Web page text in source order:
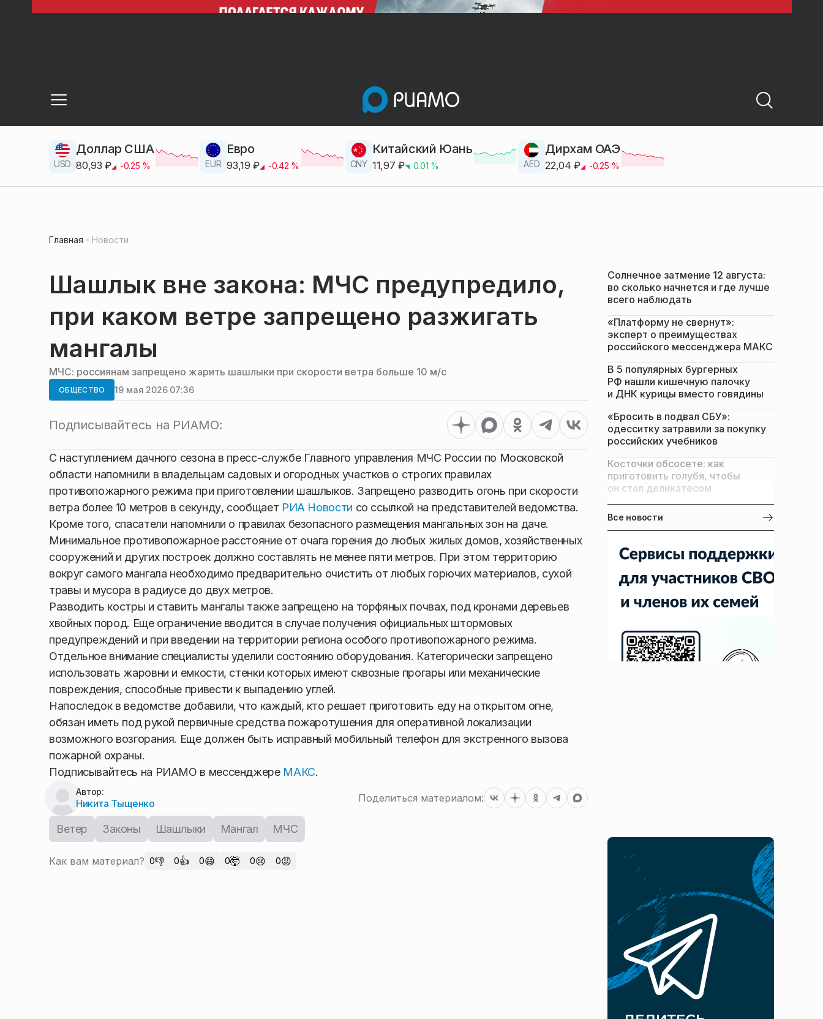
USD
Доллар США
80,93 ₽ -0.25 % EUR
Евро
93,19 ₽ -0.42 % CNY
Китайский Юань
11,97 ₽ 0.01 % AED
Дирхам ОАЭ
22,04 ₽ -0.25 %
Главная Новости
Шашлык вне закона: МЧС предупредило,
при каком ветре запрещено разжигать
мангалы
МЧС: россиянам запрещено жарить шашлыки при скорости ветра больше 10 м/с
ОБЩЕСТВО 19 мая 2026 07:36
Подписывайтесь на РИАМО:
С наступлением дачного сезона в пресс-службе Главного управления МЧС России по Московской
области напомнили в владельцам садовых и огородных участков о строгих правилах
противопожарного режима при приготовлении шашлыков. Запрещено разводить огонь при скорости
ветра более 10 метров в секунду, сообщает РИА Новости со ссылкой на представителей ведомства.
Кроме того, спасатели напомнили о правилах безопасного размещения мангальных зон на даче.
Минимальное противопожарное расстояние от очага горения до любых жилых домов, хозяйственных
сооружений и других построек должно составлять не менее пяти метров. При этом территорию
вокруг самого мангала необходимо предварительно очистить от любых горючих материалов, сухой
травы и мусора в радиусе до двух метров.
Разводить костры и ставить мангалы также запрещено на торфяных почвах, под кронами деревьев
хвойных пород. Еще ограничение вводится в случае получения официальных штормовых
предупреждений и при введении на территории региона особого противопожарного режима.
Отдельное внимание специалисты уделили состоянию оборудования. Категорически запрещено
использовать жаровни и емкости, стенки которых имеют сквозные прогары или механические
повреждения, способные привести к выпадению углей.
Напоследок в ведомстве добавили, что каждый, кто решает приготовить еду на открытом огне,
обязан иметь под рукой первичные средства пожаротушения для оперативной локализации
возможного возгорания. Еще должен быть исправный мобильный телефон для экстренного вызова
пожарной охраны.
Подписывайтесь на РИАМО в мессенджере МАКС.
Автор:
Никита Тыщенко Поделиться материалом:
Ветер Законы Шашлыки Мангал МЧС
Как вам материал? 0👎 0👍 0😄 0🤯 0😢 0😡
Солнечное затмение 12 августа:
во сколько начнется и где лучше
всего наблюдать
«Платформу не свернут»:
эксперт о преимуществах
российского мессенджера МАКС
В 5 популярных бургерных
РФ нашли кишечную палочку
и ДНК курицы вместо говядины
«Бросить в подвал СБУ»:
одесситку затравили за покупку
российских учебников
Косточки обсосете: как
приготовить голубя, чтобы
он стал деликатесом
Все новости